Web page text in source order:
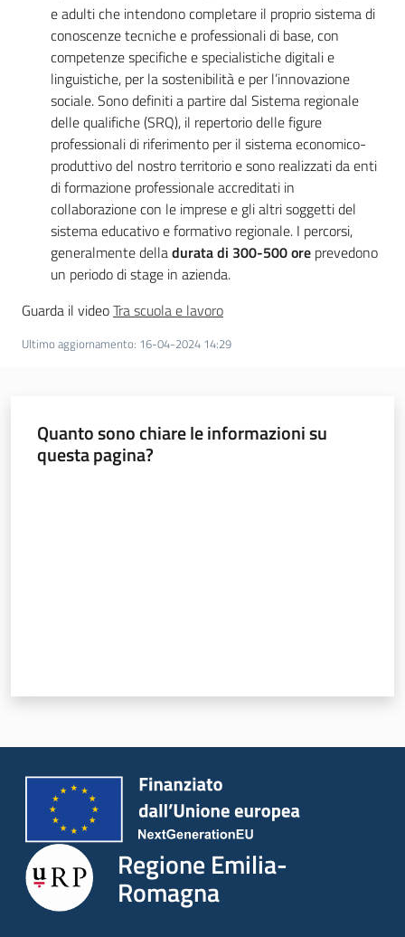
e adulti che intendono completare il proprio sistema di
conoscenze tecniche e professionali di base, con
competenze specifiche e specialistiche digitali e
linguistiche, per la sostenibilità e per l’innovazione
sociale. Sono definiti a partire dal Sistema regionale
delle qualifiche (SRQ), il repertorio delle figure
professionali di riferimento per il sistema economico-
produttivo del nostro territorio e sono realizzati da enti
di formazione professionale accreditati in
collaborazione con le imprese e gli altri soggetti del
sistema educativo e formativo regionale. I percorsi,
generalmente delladurata di 300-500 ore prevedono
un periodo di stage in azienda.
Guarda il videoTra scuola e lavoro
Ultimo aggiornamento: 16-04-2024 14:29
Quanto sono chiare le informazioni su
questa pagina?
Regione Emilia-
Romagna